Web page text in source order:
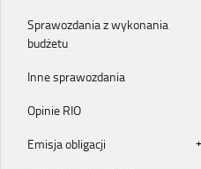
Sprawozdania z wykonania
budżetu
Inne sprawozdania
Opinie RIO
Emisja obligacji